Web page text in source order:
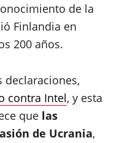
de la
Finlandia en
200 años.
declaraciones,
contra Intel, y esta
que las
de Ucrania,